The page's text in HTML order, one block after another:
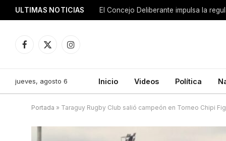
ULTIMAS NOTICIAS El Concejo Deliberante impulsa la
Facebook
X
Instagram
jueves, agosto 6 Inicio Videos Política
Portada » Taraguy Rugby Club salió campeón en Torneo Chipi